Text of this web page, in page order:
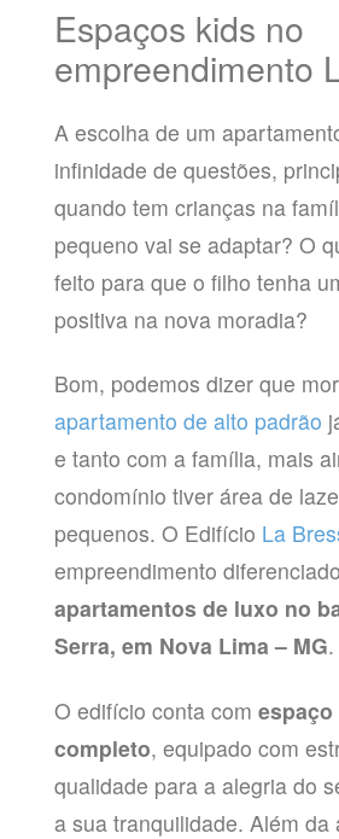
Espaços kids no
empreendimento
A escolha de um
infinidade de questões,
quando tem crianças na
pequeno vai se adaptar? O
feito para que o filho tenha
positiva na nova moradia?
Bom, podemos dizer que
apartamento de alto padrão
e tanto com a família, mais
condomínio tiver área de
pequenos. O Edifício La
empreendimento
apartamentos de luxo no
Serra, em Nova Lima – MG.
O edifício conta com
completo, equipado com
qualidade para a alegria do
a sua tranquilidade. Além da